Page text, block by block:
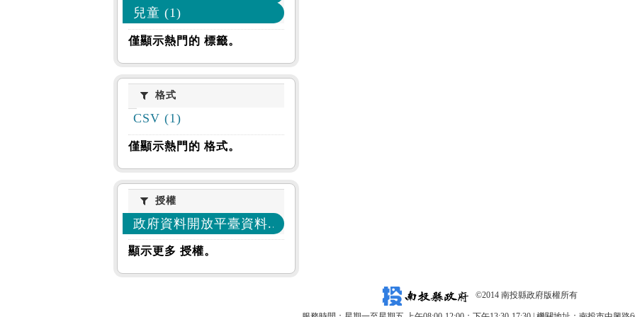
兒童 (1)
僅顯示熱門的 標籤。
格式格式
CSV (1)
僅顯示熱門的 格式。
授權授權
政府資料開放平臺資料... (1)
顯示更多 授權。
©2014 南投縣政府版權所有